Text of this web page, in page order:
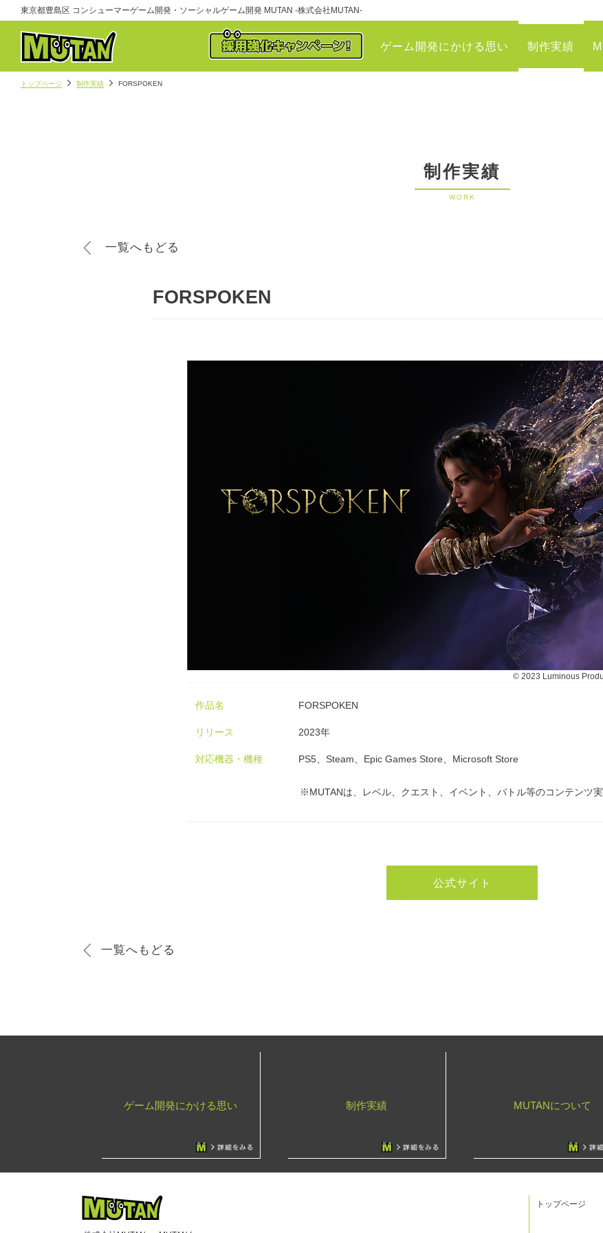
東京都豊島区 コンシューマーゲーム開発・ソーシャルゲーム開発 MUTAN -株式会社MUTAN-
ゲーム開発にかける思い 制作実績
トップページ 制作実績 FORSPOKEN
制作実績
WORK
一覧へもどる
FORSPOKEN
© 2023 Luminous
作品名 FORSPOKEN
リリース 2023年
対応機器・機種 PS5、Steam、Epic Games Store、Microsoft Store
※MUTANは、レベル、クエスト、イベント、バトル等のコンテンツ実
公式サイト
一覧へもどる
ゲーム開発にかける思い 制作実績 MUTANについて
トップページ